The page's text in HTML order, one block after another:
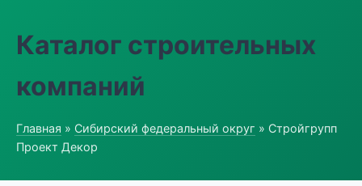
Каталог строительных
компаний
Главная » Сибирский федеральный округ » Стройгрупп
Проект Декор